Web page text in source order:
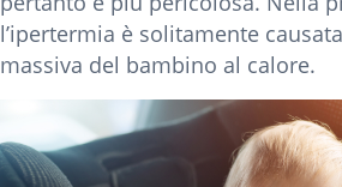
l’ipertermia è solitamente
massiva del bambino al calore.